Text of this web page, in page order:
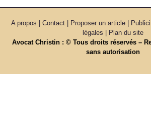
A propos | Contact | Proposer un article |
légales |
Plan du site
Avocat Christin : © Tous droits réservés –
sans autorisation